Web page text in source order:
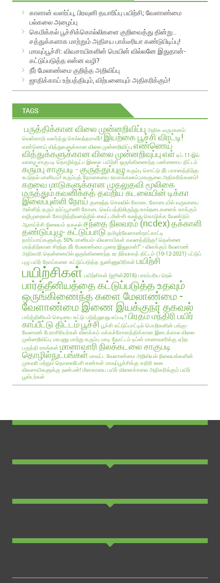
A
காளான் வளர்ப்பு, பிரவுனி தயாரிப்பு பயிற்சி; வேளாண்மை
பல்கலை அழைப்பு
கெமிக்கல் பூச்சிக்கொல்லிகளை குறிவைத்து தின்று..
சத்துக்களாக மாற்றும் அதிசய பாக்டீரியா கண்டுபிடிப்பு!
மாவுப்பூச்சி: விவசாயிகளின் மெயின் வில்லனே இதுதான்-
கட்டுப்படுத்த என்ன வழி?
நீர் மேலாண்மை குறித்த அறிவிப்பு
ஜாதிக்காய் உற்பத்தியும், விற்பனையும் அதிகரிக்கும்!
TAGS
பருத்திக்கான விலை முன்னறிவிப்பு அதிக வருமானம்:
வெள்ளாடு வளர்த்து செல்வந்தராவீர்! இயற்கை பூச்சி விரட்டி!
எண்ணெய் வித்துகளுக்கான விலை முன்னறிவிப்பு எண்ணெய்
வித்துக்களுக்கான விலை முன்னறிவுப்புஎள் ஏப்.11-இல்
வாழை சாகுபடி தொழில்நுட்ப இலவச பயிற்சி ஒருங்கிணைந்த பண்ணைய திட்டம்
கரும்பு சாகுபடி - குருத்துப்புழு கரும்பு சொட்டு நீர் பாசனத்திற்கு
கூடுதல் மானியம்! கரும்புத் தோகையை உரமாக்கலாம்;மகசூலை அதிகரிக்கலாம்!
கறவை மாடுகளுக்கான முதலுதவி மூலிகை
மருத்தும்கவனிக்கத் தவறிய கடலையின் டிக்கா
இலைப்புள்ளி நோய் குறைந்த செலவில் கோடை கோடையில் வருவாயை
அள்ளித் தரும் தர்ப்பூசணி கோடை வெப்பத்திலிருந்து கால்நடைகளைக் காக்கும்
வழிமுறைகள் கோழித்தீவனத்தில் வைட்டமின்-சி கலந்து கொடுக்க வேண்டும்
ஆராய்ச்சி நிலையம் தகவல் சந்தை நிலவரம் (ncdex)தக்காளி
தண்டுப்புழு- கட்டுப்பாடு தமிழர்வேளாண்நாட்காட்டி
தார்ப்பாய்களுக்கு 50% மானியம்- விவசாயிகள் கவனத்திற்கு! தென்னை
மரத்திற்கான சிறந்த நீர் மேலாண்மை முறை இதுதான்!" - விளக்கும் வேளாண்
அதிகாரி தென்னையில் ஒருங்கிணைந்த உர நிர்வாகத் திட்டம் (10-12-2021) பட்டுப்
புழு பயிர் நோய்களை கட்டுப்படுத்த நுண்ணுயிரிகள் பயிற்சி
பயிற்சிகள் பயிற்சிகள் (ஜூன்2016) பாரம்பரிய நெல்
பார்த்தீனியத்தை கட்டுப்படுத்த உதவும்
ஒருங்கிணைந்த களை மேலாண்மை -
வேளாண்மை இணை இயக்குநர் தகவல்
பார்த்தீனியம் செடியை கட்டு படுத்துவது எப்படி? பிரதம மந்திரி பயிர்
காப்பீட்டு திட்டம்பூச்சி பூச்சி கட்டுப்பாட்டில் பொறிகளின் பங்கு-
வேளாண் பேராசிரியர்கள் விளக்கம் மக்கச்சோளத்திக்கான இடைக்கால விலை
முன்னறிவிப்பு மரபணு மாற்று கரும்பு மாடி தோட்டம் டிப்ஸ் மானாவாரிக்கு ஏற்ற
பருத்தி ரகங்கள் மானாவாரி நிலக்கடலை சாகுபடி
தொழில்நுட்பங்கள் மாவட்ட வேளாண்மை அறிவியல் நிலையங்களின்
முகவரி மற்றும் தொலைபேசி எண்கள் மாவுப்பூச்சிக்கு எதிரி உலக
விவசாயிகளுக்கு நண்பன்! மிளகாயை பயிர் விளைச்சலை அதிகரிக்கும் பயிர்
பூஸ்டர்கள்